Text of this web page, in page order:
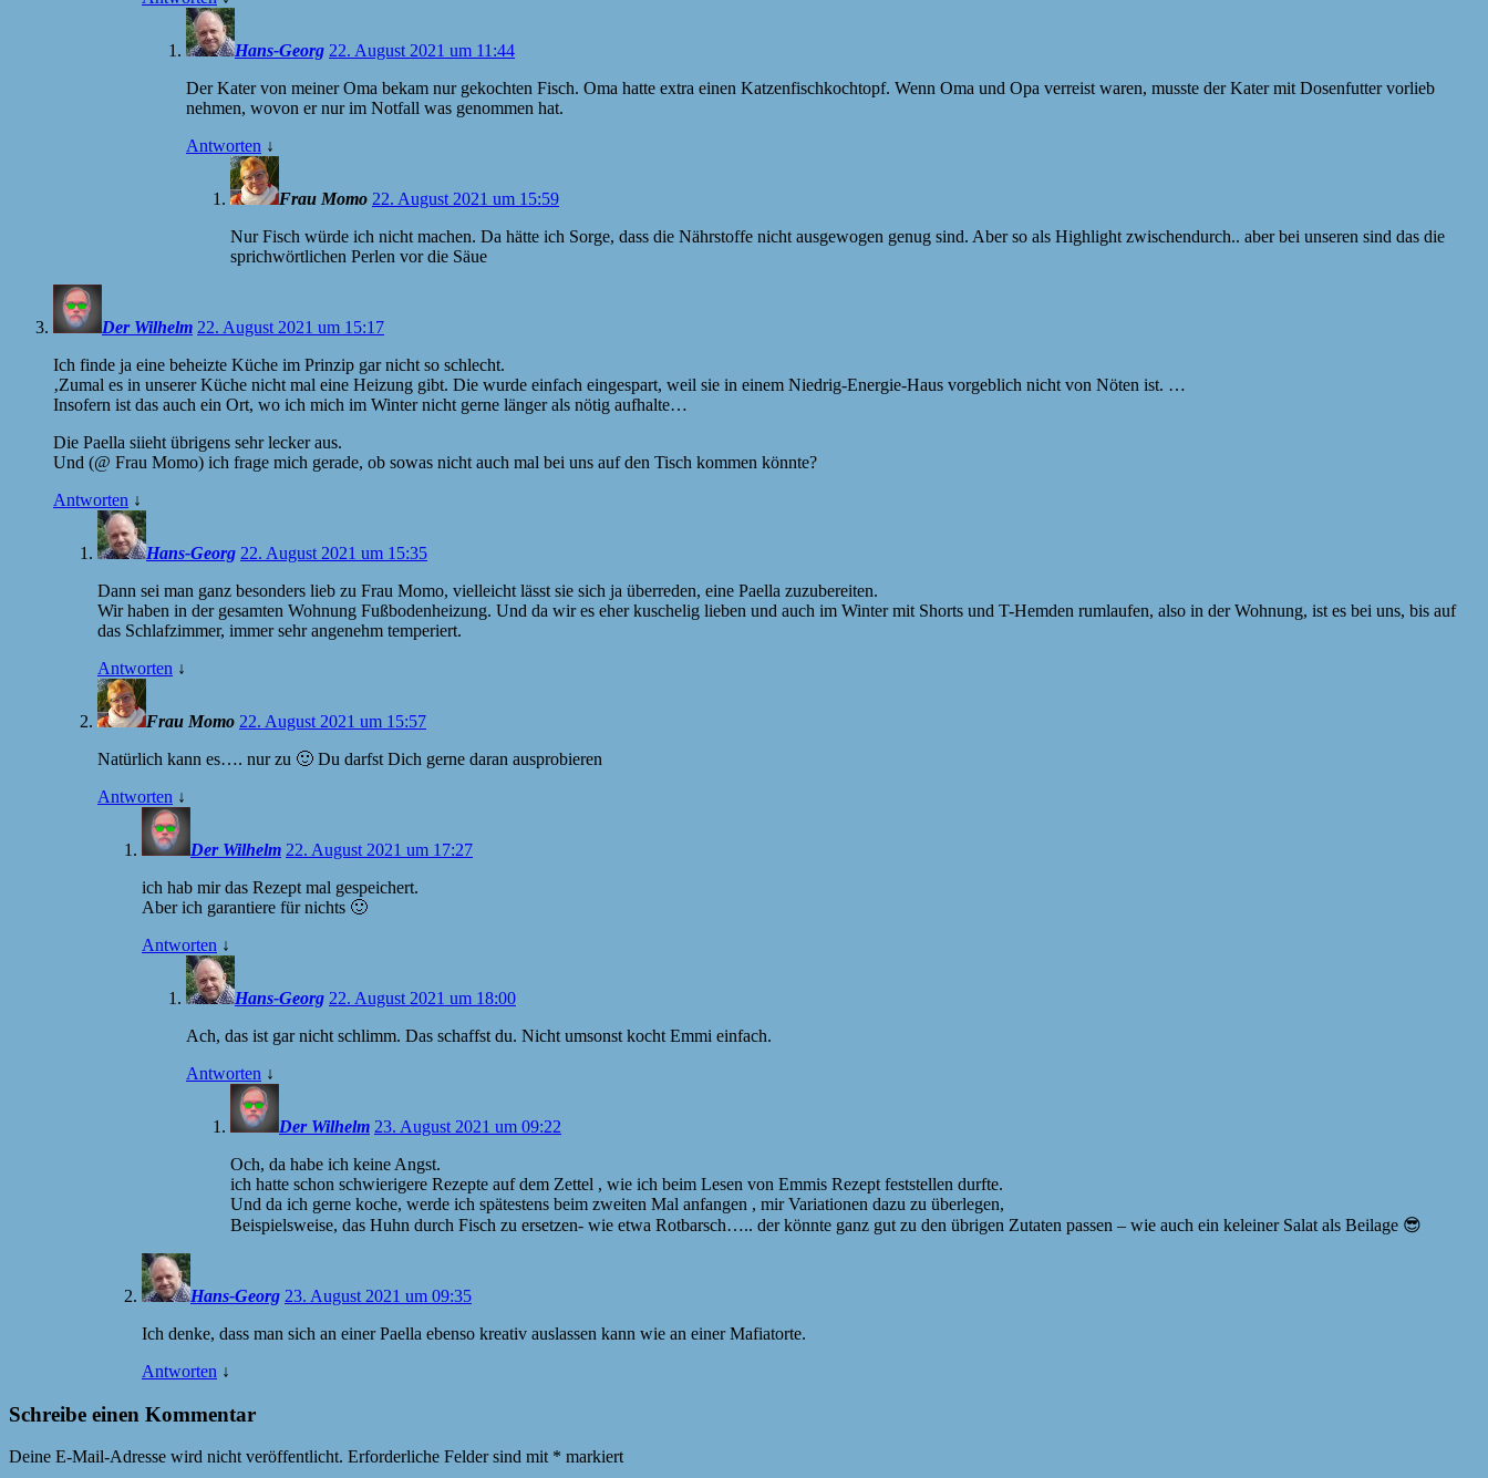
Hans-Georg 22. August 2021 um 11:44
Der Kater von meiner Oma bekam nur gekochten Fisch. Oma hatte extra einen Katzenfischkochtopf. Wenn Oma und Opa verreist waren, musste der Kater mit Dosenfutter vorlieb
nehmen, wovon er nur im Notfall was genommen hat.
Antworten ↓
Frau Momo 22. August 2021 um 15:59
Nur Fisch würde ich nicht machen. Da hätte ich Sorge, dass die Nährstoffe nicht ausgewogen genug sind. Aber so als Highlight zwischendurch.. aber bei unseren sind das die
sprichwörtlichen Perlen vor die Säue
Der Wilhelm 22. August 2021 um 15:17
Ich finde ja eine beheizte Küche im Prinzip gar nicht so schlecht.
‚Zumal es in unserer Küche nicht mal eine Heizung gibt. Die wurde einfach eingespart, weil sie in einem Niedrig-Energie-Haus vorgeblich nicht von Nöten ist. …
Insofern ist das auch ein Ort, wo ich mich im Winter nicht gerne länger als nötig aufhalte…
Die Paella siieht übrigens sehr lecker aus.
Und (@ Frau Momo) ich frage mich gerade, ob sowas nicht auch mal bei uns auf den Tisch kommen könnte?
Antworten ↓
Hans-Georg 22. August 2021 um 15:35
Dann sei man ganz besonders lieb zu Frau Momo, vielleicht lässt sie sich ja überreden, eine Paella zuzubereiten.
Wir haben in der gesamten Wohnung Fußbodenheizung. Und da wir es eher kuschelig lieben und auch im Winter mit Shorts und T-Hemden rumlaufen, also in der Wohnung, ist es bei uns, bis auf
das Schlafzimmer, immer sehr angenehm temperiert.
Antworten ↓
Frau Momo 22. August 2021 um 15:57
Natürlich kann es…. nur zu 🙂 Du darfst Dich gerne daran ausprobieren
Antworten ↓
Der Wilhelm 22. August 2021 um 17:27
ich hab mir das Rezept mal gespeichert.
Aber ich garantiere für nichts 🙂
Antworten ↓
Hans-Georg 22. August 2021 um 18:00
Ach, das ist gar nicht schlimm. Das schaffst du. Nicht umsonst kocht Emmi einfach.
Antworten ↓
Der Wilhelm 23. August 2021 um 09:22
Och, da habe ich keine Angst.
ich hatte schon schwierigere Rezepte auf dem Zettel , wie ich beim Lesen von Emmis Rezept feststellen durfte.
Und da ich gerne koche, werde ich spätestens beim zweiten Mal anfangen , mir Variationen dazu zu überlegen,
Beispielsweise, das Huhn durch Fisch zu ersetzen- wie etwa Rotbarsch….. der könnte ganz gut zu den übrigen Zutaten passen – wie auch ein keleiner Salat als Beilage 😎
Hans-Georg 23. August 2021 um 09:35
Ich denke, dass man sich an einer Paella ebenso kreativ auslassen kann wie an einer Mafiatorte.
Antworten ↓
Schreibe einen Kommentar
Deine E-Mail-Adresse wird nicht veröffentlicht. Erforderliche Felder sind mit * markiert